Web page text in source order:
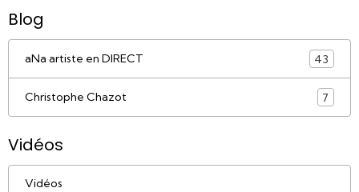
Blog
aNa artiste en DIRECT 43
Christophe Chazot 7
Vidéos
Vidéos